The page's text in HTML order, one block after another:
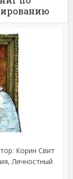
Корин Свит
Личностный